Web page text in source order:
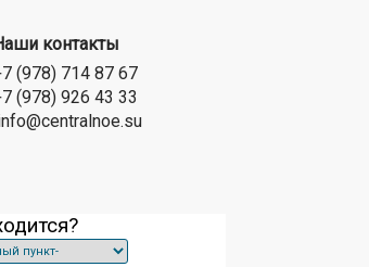
контакты
(978) 714 87 67
(978) 926 43 33